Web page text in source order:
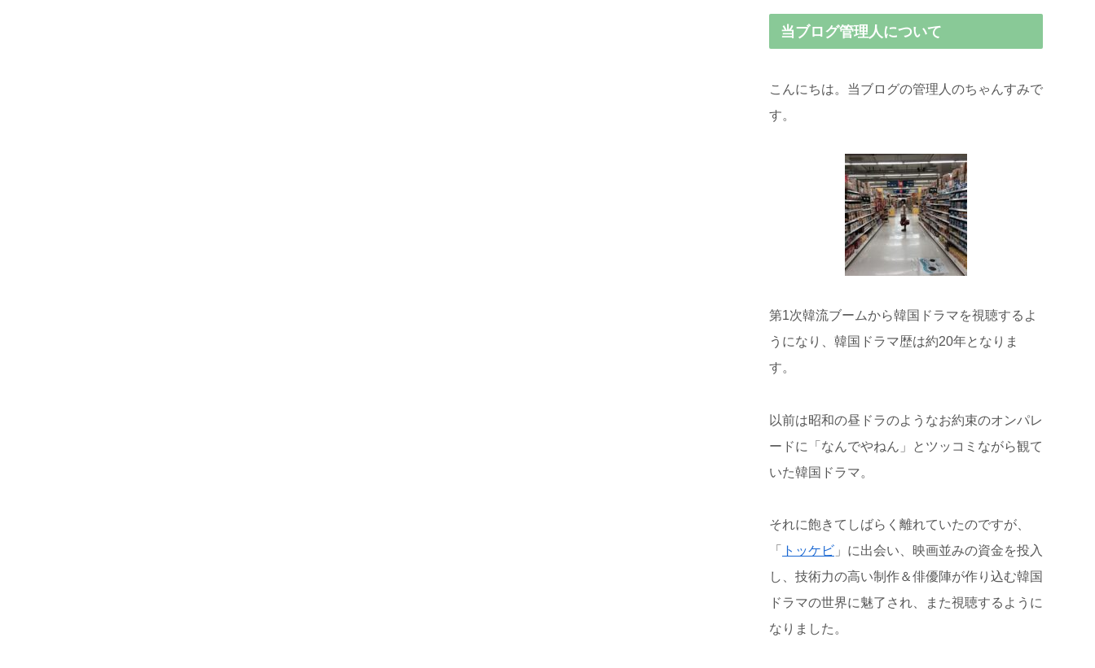
当ブログ管理人について
こんにちは。当ブログの管理人のちゃんすみで
す。
第1次韓流ブームから韓国ドラマを視聴するよ
うになり、韓国ドラマ歴は約20年となりま
す。
以前は昭和の昼ドラのようなお約束のオンパレ
ードに「なんでやねん」とツッコミながら観て
いた韓国ドラマ。
それに飽きてしばらく離れていたのですが、
「 トッケビ 」に出会い、映画並みの資金を投入
し、技術力の高い制作＆俳優陣が作り込む韓国
ドラマの世界に魅了され、また視聴するように
なりました。